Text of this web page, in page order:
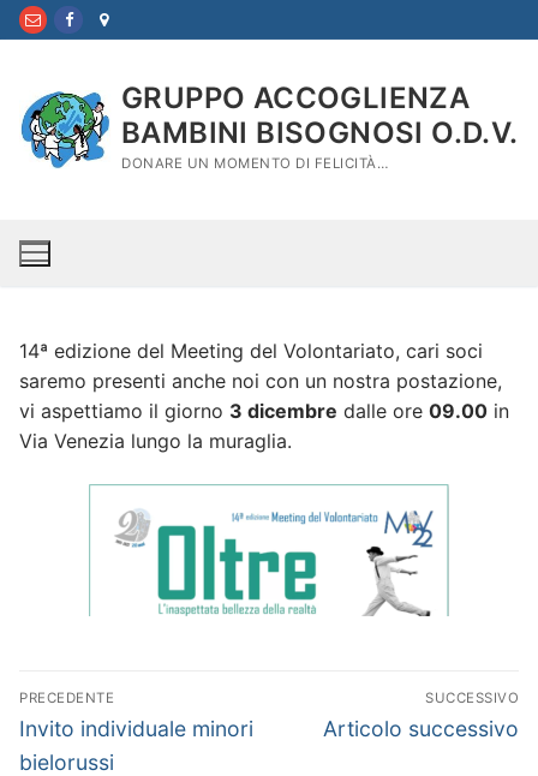
Vai
al
GRUPPO ACCOGLIENZA
BAMBINI BISOGNOSI O.D.V.
DONARE UN MOMENTO DI FELICITÀ…
14ª edizione del Meeting del Volontariato, cari soci
saremo presenti anche noi con un nostra postazione,
vi aspettiamo il giorno 3 dicembre dalle ore 09.00 in
Via Venezia lungo la muraglia.
Navigazione
articoli
PRECEDENTE
Articolo
precedente:
Invito individuale minori
bielorussi
SUCCESSIVO
Articolo
Articolo successivo